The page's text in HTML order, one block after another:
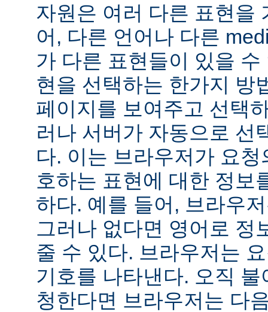
자원은 여러 다른 표현을
어, 다른 언어나 다른
가 다른 표현들이 있을
현을 선택하는 한가지 방
페이지를 보여주고 선택
러나 서버가 자동으로 선
다. 이는 브라우저가 요
호하는 표현에 대한 정보
하다. 예를 들어, 브라우
그러나 없다면 영어로 정
줄 수 있다. 브라우저는
기호를 나타낸다. 오직
청한다면 브라우저는 다